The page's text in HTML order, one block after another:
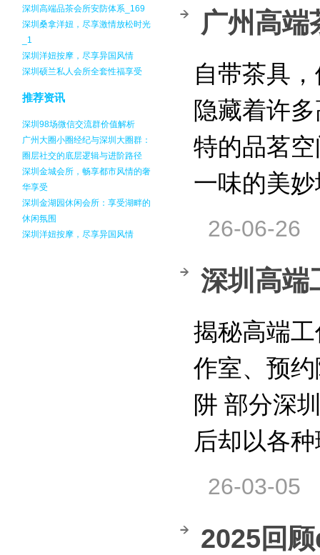
广州高端
自带茶具
隐藏着许
特的品茗
一味的美
26-06-26
深圳高端
揭秘高端
作室、预
阱 部分深
后却以各
26-03-05
2025回
深圳高端品茶会所安防体系_169
深圳桑拿洋妞，尽享激情放松时光
_1
深圳洋妞按摩，尽享异国风情
深圳硕兰私人会所全套性福享受
推荐资讯
深圳98场微信交流群价值解析
广州大圈小圈经纪与深圳大圈群：
圈层社交的底层逻辑与进阶路径
深圳金城会所，畅享都市风情的奢
华享受
深圳金湖园休闲会所：享受湖畔的
休闲氛围
深圳洋妞按摩，尽享异国风情